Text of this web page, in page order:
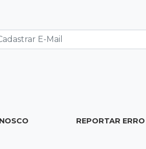
Voepass que matou 4 pessoas
ligadas a MS
REPORTAR ERRO